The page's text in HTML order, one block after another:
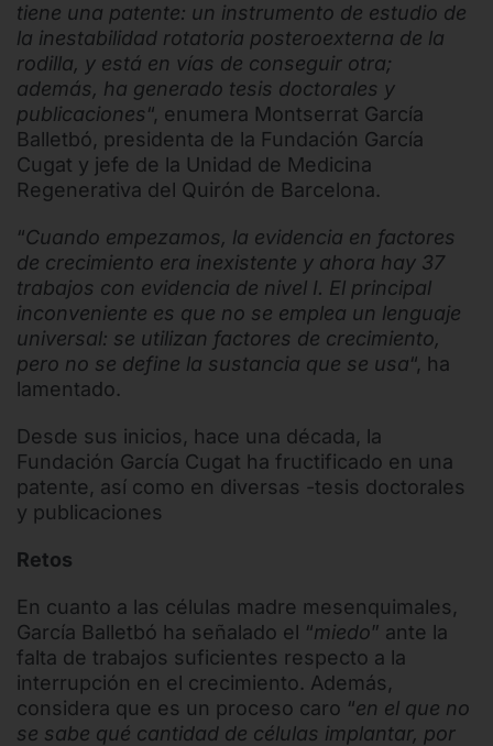
tiene una patente: un instrumento de estudio de
la inestabilidad rotatoria posteroexterna de la
rodilla, y está en vías de conseguir otra;
además, ha generado tesis doctorales y
publicaciones“, enumera Montserrat García
Balletbó, presidenta de la Fundación García
Cugat y jefe de la Unidad de Medicina
Regenerativa del Quirón de Barcelona.
“Cuando empezamos, la evidencia en factores
de crecimiento era inexistente y ahora hay 37
trabajos con evidencia de nivel I. El principal
inconveniente es que no se emplea un lenguaje
universal: se utilizan factores de crecimiento,
pero no se define la sustancia que se usa“, ha
lamentado.
Desde sus inicios, hace una década, la
Fundación García Cugat ha fructificado en una
patente, así como en diversas -tesis doctorales
y publicaciones
Retos
En cuanto a las células madre mesenquimales,
García Balletbó ha señalado el “miedo” ante la
falta de trabajos suficientes respecto a la
interrupción en el crecimiento. Además,
considera que es un proceso caro “en el que no
se sabe qué cantidad de células implantar, por